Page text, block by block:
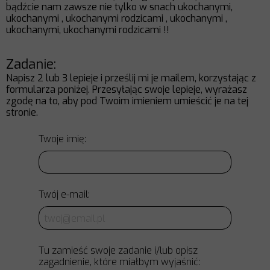
bądźcie nam zawsze nie tylko w snach ukochanymi,
ukochanymi , ukochanymi rodzicami , ukochanymi ,
ukochanymi, ukochanymi rodzicami !!
Zadanie:
Napisz 2 lub 3 lepieje i prześlij mi je mailem, korzystając z
formularza poniżej. Przesyłając swoje lepieje, wyrażasz
zgodę na to, aby pod Twoim imieniem umieścić je na tej
stronie.
Twoje imię:
Twój e-mail:
Tu zamieść swoje zadanie i/lub opisz
zagadnienie, które miałbym wyjaśnić: